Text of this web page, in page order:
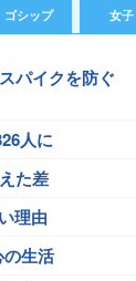
ゴシップ 女子
パイクを防ぐ
人に
た差
理由
生活